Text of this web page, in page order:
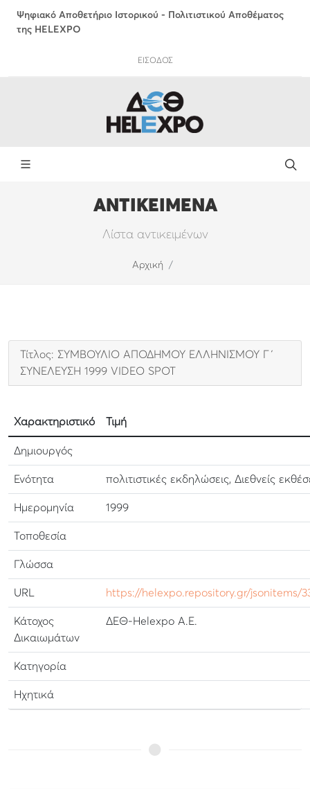
Ψηφιακό Αποθετήριο Ιστορικού - Πολιτιστικού Αποθέματος
της HELEXPO
ΕΙΣΟΔΟΣ
ΑΝΤΙΚΕΙΜΕΝΑ
Λίστα αντικειμένων
Αρχική
Τίτλος: ΣΥΜΒΟΥΛΙΟ ΑΠΟΔΗΜΟΥ ΕΛΛΗΝΙΣΜΟΥ Γ΄
ΣΥΝΕΛΕΥΣΗ 1999 VIDEO SPOT
Χαρακτηριστικό Τιμή
Δημιουργός
Ενότητα πολιτιστικές εκδηλώσεις, Διεθνείς
Ημερομηνία 1999
Τοποθεσία
Γλώσσα
URL https://helexpo.repository.gr/jsonitems/
Κάτοχος
Δικαιωμάτων
ΔΕΘ-Helexpo Α.Ε.
Κατηγορία
Ηχητικά